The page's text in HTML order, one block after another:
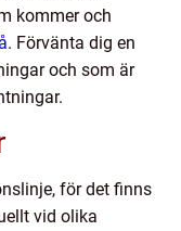
kommer och
. Förvänta dig en
och som är
för det finns
vid olika